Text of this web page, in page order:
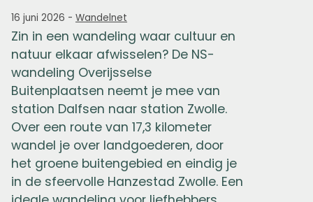
16 juni 2026 - Wandelnet
Zin in een wandeling waar cultuur en
natuur elkaar afwisselen? De NS-
wandeling Overijsselse
Buitenplaatsen neemt je mee van
station Dalfsen naar station Zwolle.
Over een route van 17,3 kilometer
wandel je over landgoederen, door
het groene buitengebied en eindig je
in de sfeervolle Hanzestad Zwolle. Een